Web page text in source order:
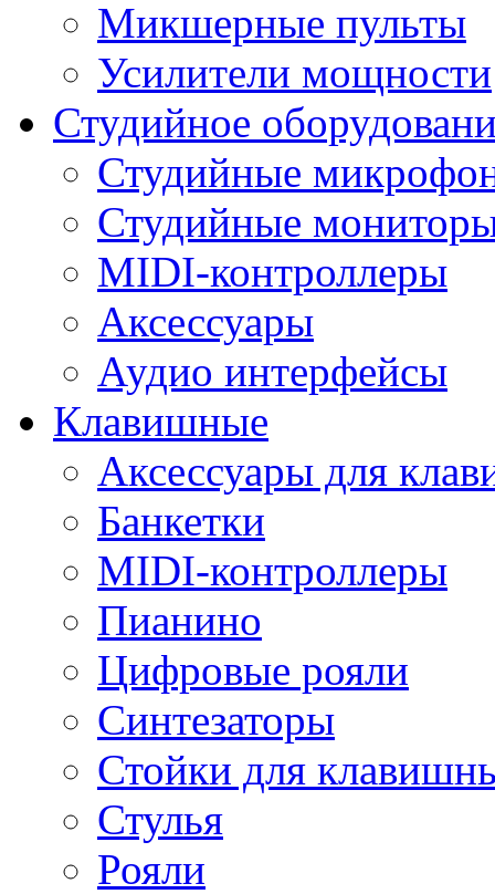
Микшерные пульты
Усилители мощности
Студийное
Студийные
Студийные
MIDI-контроллеры
Аксессуары
Аудио интерфейсы
Клавишные
Аксессуары для
Банкетки
MIDI-контроллеры
Пианино
Цифровые рояли
Синтезаторы
Стойки для
Стулья
Рояли